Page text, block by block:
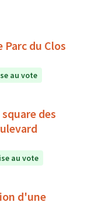
du Clos
au vote
des
au vote
d'une